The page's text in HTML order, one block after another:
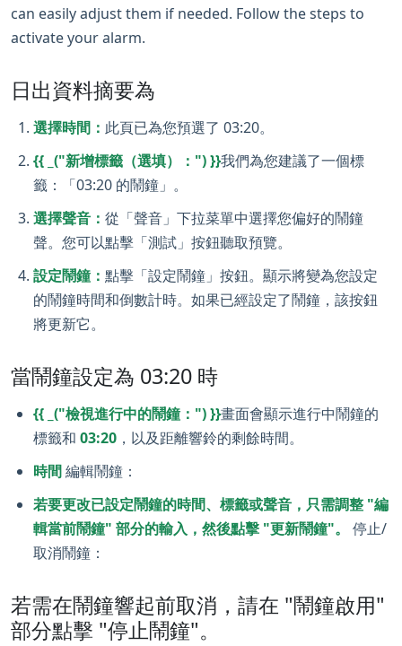
can easily adjust them if needed. Follow the steps to
activate your alarm.
日出資料摘要為
選擇時間： 此頁已為您預選了 03:20。
{{ _("新增標籤（選填）：") }}我們為您建議了一個標
籤：「03:20 的鬧鐘」。
選擇聲音： 從「聲音」下拉菜單中選擇您偏好的鬧鐘
聲。您可以點擊「測試」按鈕聽取預覽。
設定鬧鐘： 點擊「設定鬧鐘」按鈕。顯示將變為您設定
的鬧鐘時間和倒數計時。如果已經設定了鬧鐘，該按鈕
將更新它。
當鬧鐘設定為 03:20 時
{{ _("檢視進行中的鬧鐘：") }}畫面會顯示進行中鬧鐘的
標籤和 03:20 ，以及距離響鈴的剩餘時間。
時間編輯鬧鐘：
若要更改已設定鬧鐘的時間、標籤或聲音，只需調整 "編
輯當前鬧鐘" 部分的輸入，然後點擊 "更新鬧鐘"。
停止/
取消鬧鐘：
若需在鬧鐘響起前取消，請在 "鬧鐘啟用"
部分點擊 "停止鬧鐘"。